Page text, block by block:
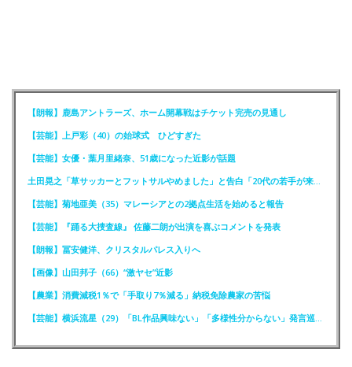
【朗報】鹿島アントラーズ、ホーム開幕戦はチケット完売の見通し
【芸能】上戸彩（40）の始球式 ひどすぎた
【芸能】女優・葉月里緒奈、51歳になった近影が話題
土田晃之「草サッカーとフットサルやめました」と告白「20代の若手が来るんです。つまんなくて」
【芸能】菊地亜美（35）マレーシアとの2拠点生活を始めると報告
【芸能】『踊る大捜査線』 佐藤二朗が出演を喜ぶコメントを発表
【朗報】冨安健洋、クリスタルパレス入りへ
【画像】山田邦子（66）“激ヤセ”近影
【農業】消費減税1％で「手取り7％減る」納税免除農家の苦悩
【芸能】横浜流星（29）「BL作品興味ない」「多様性分からない」発言巡りFCが注意喚起